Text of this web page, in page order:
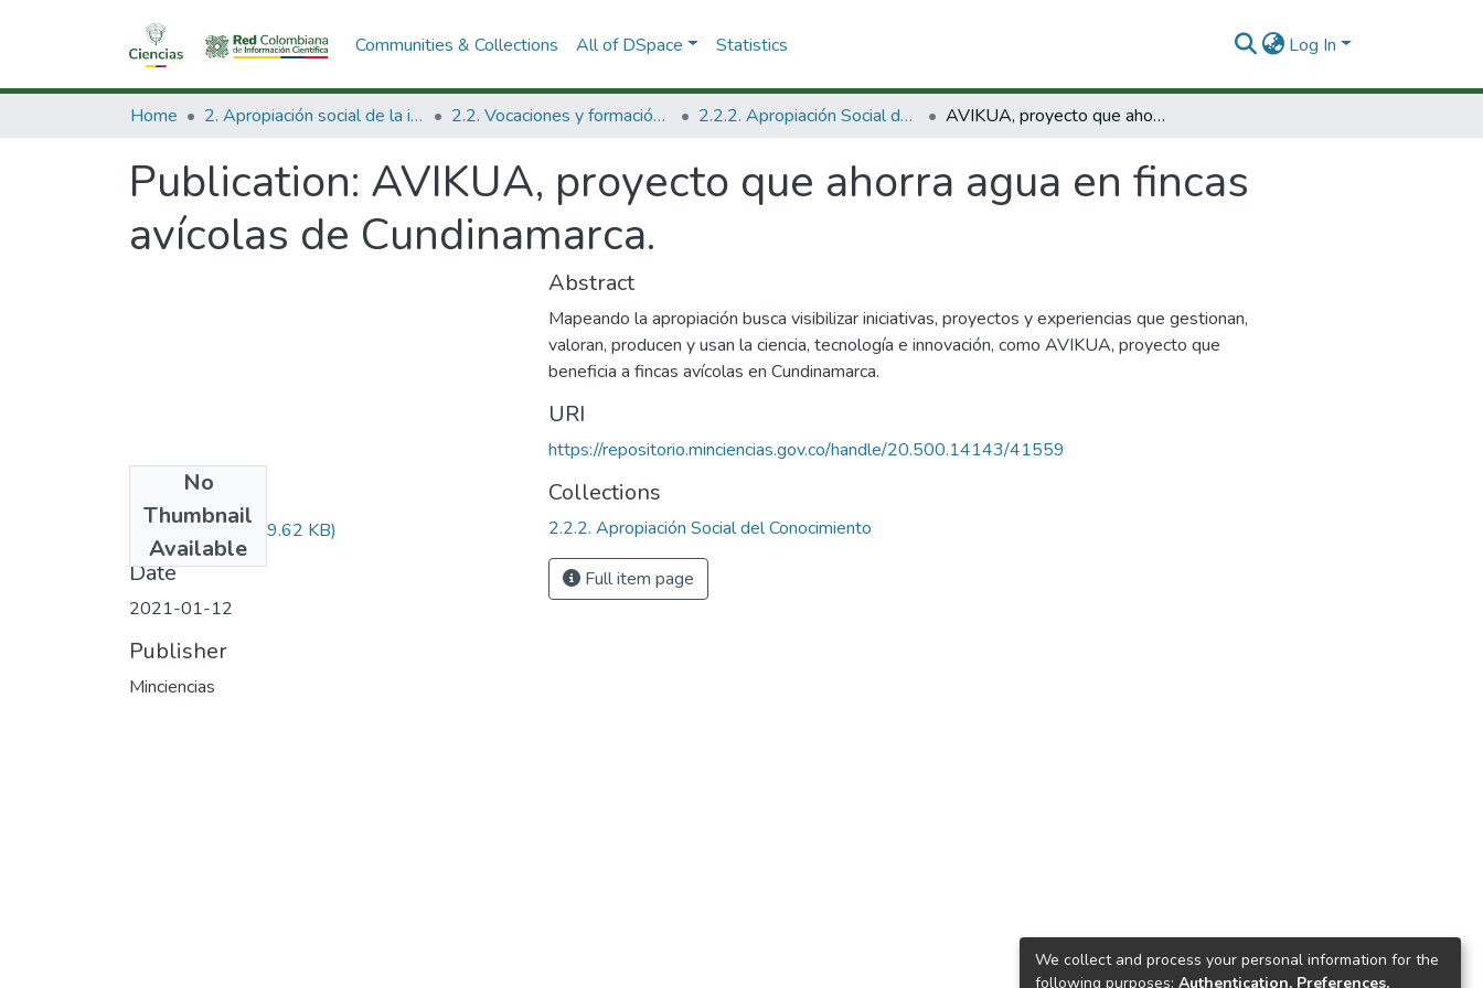
Communities & Collections All of DSpace Statistics Log In
Home 2. Apropiación social de la información en Ciencia Tecnología e Innovación 2.2. Vocaciones y formación de la CTeI 2.2.2. Apropiación Social del Conocimiento AVIKUA, proyecto que ahorra agua en fincas avícolas de Cundinamarca.
Publication: AVIKUA, proyecto que ahorra agua en fincas
avícolas de Cundinamarca.
No
Thumbnail
Available
Audiovisual.pdf(29.62 KB)
Date
2021-01-12
Publisher
Minciencias
Abstract
Mapeando la apropiación busca visibilizar iniciativas, proyectos y experiencias que gestionan,
valoran, producen y usan la ciencia, tecnología e innovación, como AVIKUA, proyecto que
beneficia a fincas avícolas en Cundinamarca.
URI
https://repositorio.minciencias.gov.co/handle/20.500.14143/41559
Collections
2.2.2. Apropiación Social del Conocimiento
Full item page
We collect and process your personal information for the
following purposes: Authentication, Preferences,